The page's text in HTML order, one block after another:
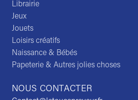
Librairie
Jeux
Jouets
Loisirs créatifs
Naissance & Bébés
Papeterie & Autres jolies choses
NOUS CONTACTER